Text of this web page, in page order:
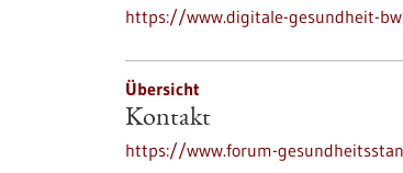
https://www.digitale-gesundheit-
Übersicht
Kontakt
https://www.forum-